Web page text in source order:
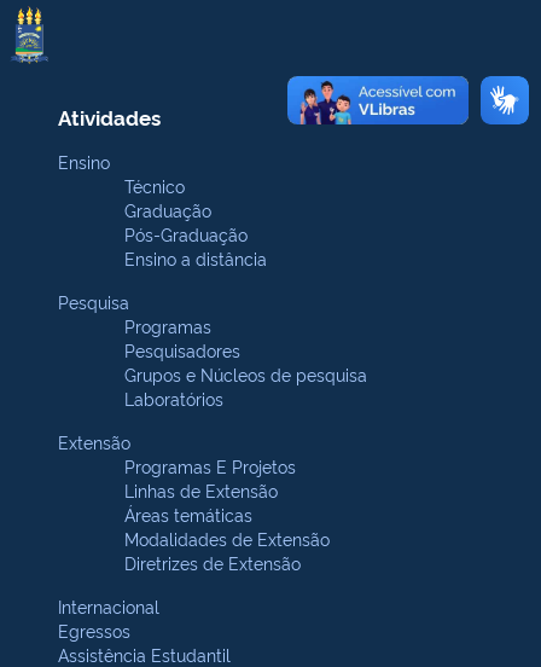
Atividades
Ensino
Técnico
Graduação
Pós-Graduação
Ensino a distância
Pesquisa
Programas
Pesquisadores
Grupos e Núcleos de pesquisa
Laboratórios
Extensão
Programas E Projetos
Linhas de Extensão
Áreas temáticas
Modalidades de Extensão
Diretrizes de Extensão
Internacional
Egressos
Assistência Estudantil